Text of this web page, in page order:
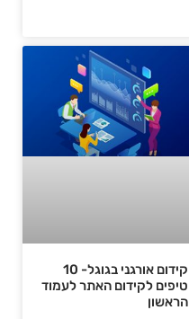
קידום אורגני בגוגל- 10
טיפים לקידום האתר לעמוד
הראשון ‏